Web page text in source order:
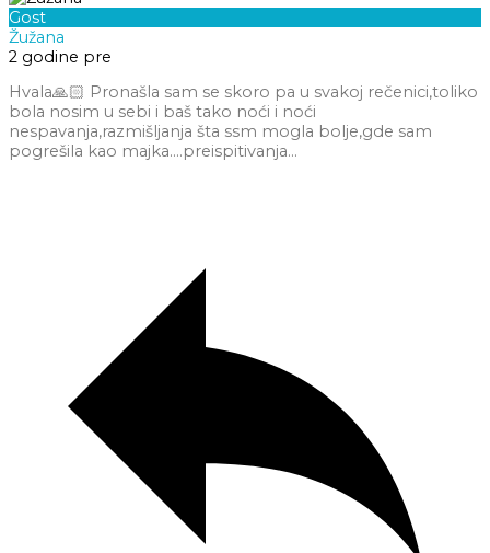
Gost
Žužana
2 godine pre
Hvala🙏🏻 Pronašla sam se skoro pa u svakoj rečenici,toliko
bola nosim u sebi i baš tako noći i noći
nespavanja,razmišljanja šta ssm mogla bolje,gde sam
pogrešila kao majka….preispitivanja…